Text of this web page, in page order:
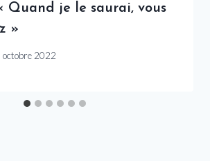
Quand je le saurai, vous
»
octobre 2022